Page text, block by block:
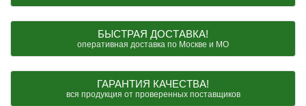
БЫСТРАЯ ДОСТАВКА!
оперативная доставка по Москве и МО
ГАРАНТИЯ КАЧЕСТВА!
вся продукция от проверенных поставщиков